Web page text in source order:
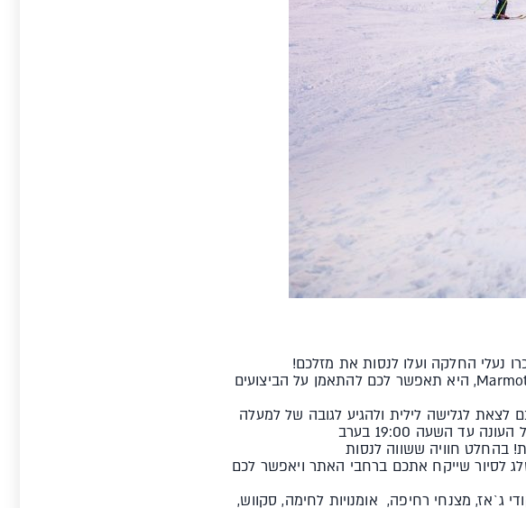
נעלי החלקה ועלו לנסות את מזלכם!
– כרית אימונים ענקית הנמצאת בתחנה הראשונה של מעלית Marmottes1, היא תאפשר לכם להתאמן על הביצועים
לגלישה לילית ולהגיע לגובה של למעלה
לסיור שייקח אתכם ברחבי האתר ויאפשר לכם
ג`אז, מצנחי רחיפה, אומנויות לחימה, סקווש,